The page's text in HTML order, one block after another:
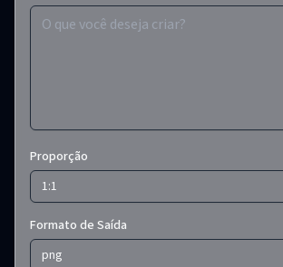
Proporção
1:1
Formato de Saída
png